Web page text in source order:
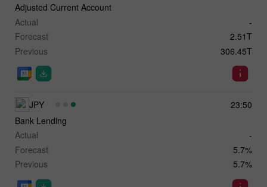
Adjusted Current Account
Actual
-
Forecast
2.51T
Previous
306.45T
23:50
JPY
Bank Lending
Actual
-
Forecast
5.7%
Previous
5.7%